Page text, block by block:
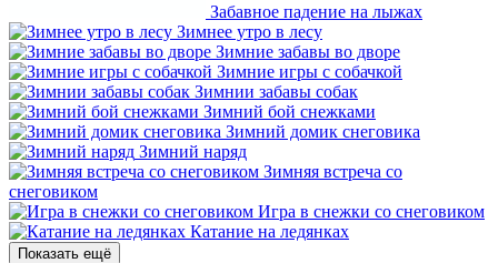
Забавное падение на лыжах
Зимнее утро в лесу
Зимние забавы во дворе
Зимние игры с собачкой
Зимнии забавы собак
Зимний бой снежками
Зимний домик снеговика
Зимний наряд
Зимняя встреча со
снеговиком
Игра в снежки со снеговиком
Катание на ледянках
Показать ещё